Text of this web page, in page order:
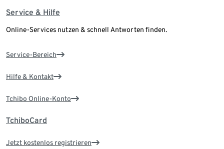
Service & Hilfe
Online-Services nutzen & schnell Antworten finden.
Service-Bereich
Hilfe & Kontakt
Tchibo Online-Konto
TchiboCard
Jetzt kostenlos registrieren